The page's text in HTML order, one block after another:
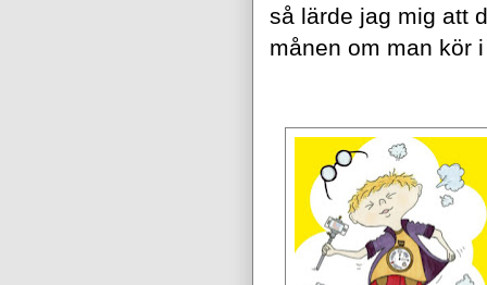
så lärde jag mig att
månen om man kör